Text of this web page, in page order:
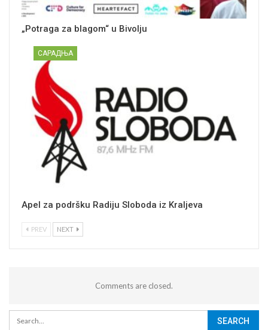
„Potraga za blagom“ u Bivolju
САРАДЊА
Apel za podršku Radiju Sloboda iz Kraljeva
PREV NEXT
Comments are closed.